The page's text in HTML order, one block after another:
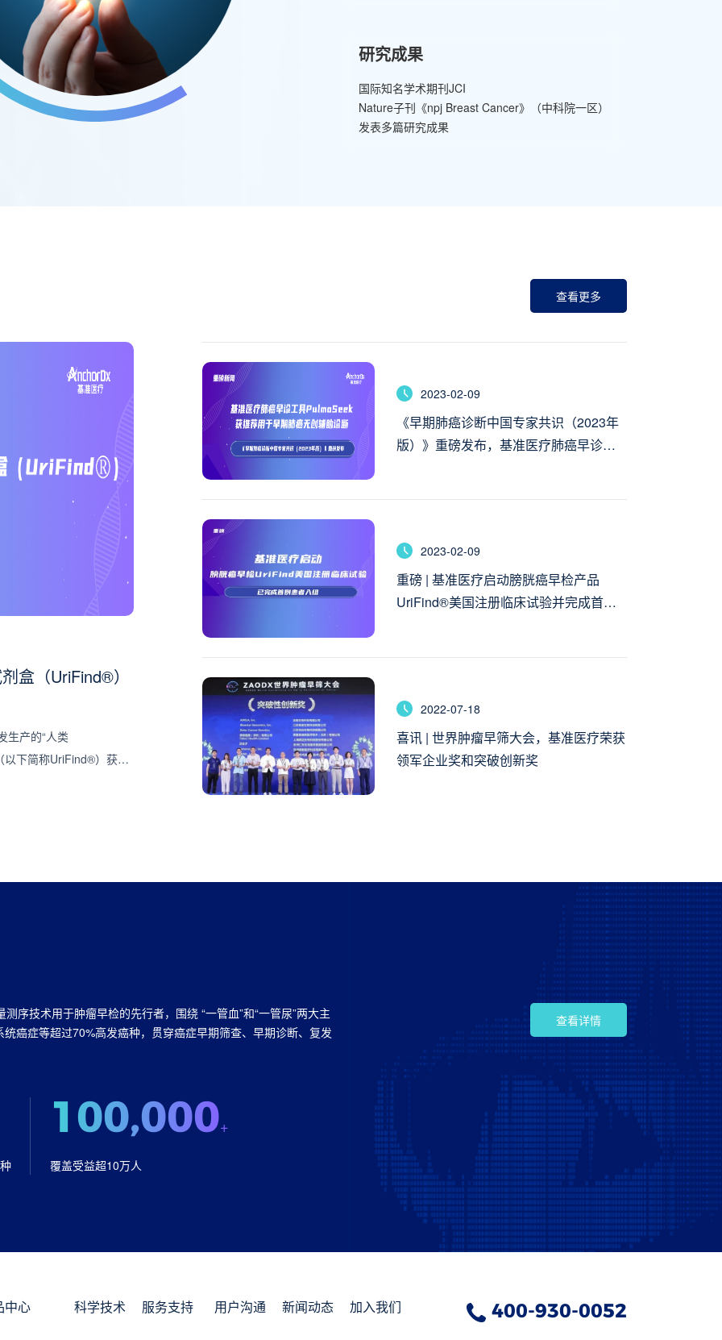
研究成果
国际知名学术期刊JCI
Nature子刊《npj Breast Cancer》（中科院一区）
发表多篇研究成果
查看更多
盒（UriFind®）
生产的“人类
以下简称UriFind®）获得
2023-02-09
《早期肺癌诊断中国专家共识（2023年
版）》重磅发布，基准医疗肺癌早诊工
2023-02-09
重磅 | 基准医疗启动膀胱癌早检产品
UriFind®美国注册临床试验并完成首例
2022-07-18
喜讯 | 世界肿瘤早筛大会，基准医疗荣获
领军企业奖和突破创新奖
序技术用于肿瘤早检的先行者，围绕 “一管血”和“一管尿”两大主
癌症等超过70%高发癌种，贯穿癌症早期筛查、早期诊断、复发
100,000+
覆盖受益超10万人
查看详情
中心 科学技术 服务支持 用户沟通 新闻动态 加入我们 400-930-0052